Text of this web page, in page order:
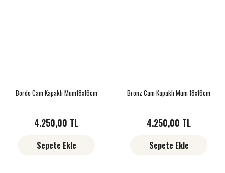
Bordo Cam Kapaklı Mum18x16cm
4.250,00 TL
Sepete Ekle
Bronz Cam Kapaklı Mum 18x16cm
4.250,00 TL
Sepete Ekle